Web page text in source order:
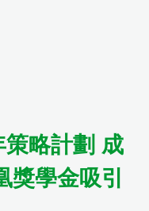
略計劃 成
學金吸引